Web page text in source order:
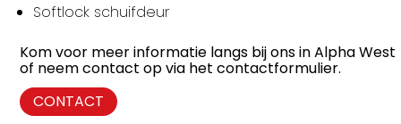
Softlock schuifdeur
Kom voor meer informatie langs bij ons in Alpha West
of neem contact op via het contactformulier.
CONTACT